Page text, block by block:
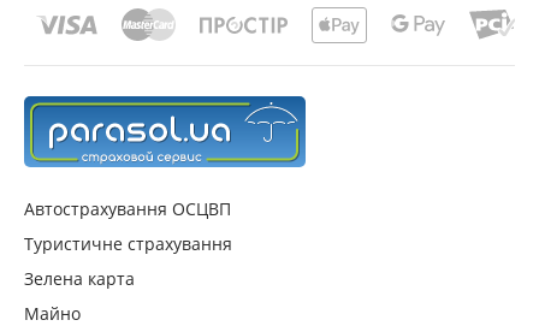
Автострахування ОСЦВП
Туристичне страхування
Зелена карта
Майно